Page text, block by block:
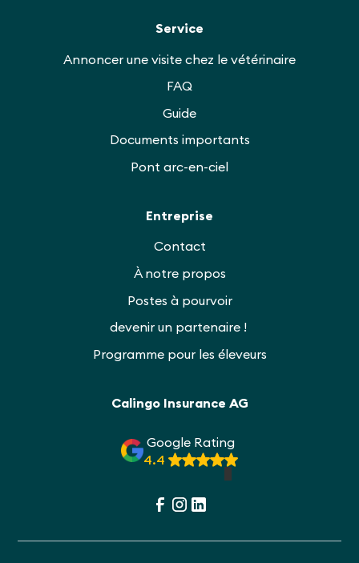
Calingo Insurance AG
Google Rating
4.4
Service
Annoncer une visite chez le vétérinaire
FAQ
Guide
Documents importants
Pont arc-en-ciel
Entreprise
Contact
À notre propos
Postes à pourvoir
devenir un partenaire !
Programme pour les éleveurs